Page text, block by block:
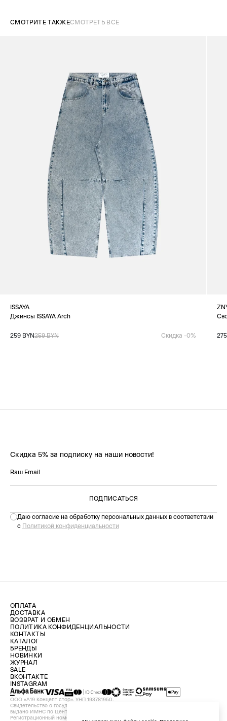
СМОТРИТЕ ТАКЖЕСМОТРЕТЬ ВСЕ
ISSAYA
Джинсы ISSAYA Arch
259 BYN259 BYN Скидка -0%
Скидка 5% за подписку на наши новости!
ПОДПИСАТЬСЯ
Даю согласие на обработку персональных данных в соответствии
с Политикой конфиденциальности
ООО «А19 Концепт стор». УНП 193781950.
Свидетельство о государственной регистрации №193781950 от 09.08.2024,
выдано ИМНС по Центральному району г. Минска.
Регистрационный номер в Торговом реестре Республики Беларусь №756898
ОПЛАТА
ДОСТАВКА
ВОЗВРАТ И ОБМЕН
ПОЛИТИКА КОНФИДЕНЦИАЛЬНОСТИ
КОНТАКТЫ
ВКОНТАКТЕ
INSTAGRAM
КАТАЛОГ
БРЕНДЫ
НОВИНКИ
ЖУРНАЛ
SALE